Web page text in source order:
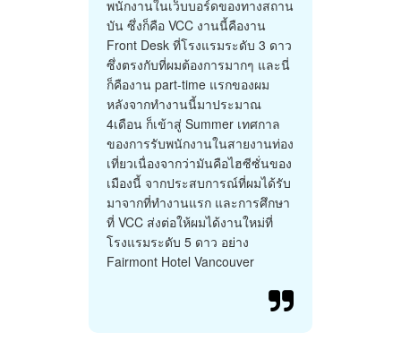
พนักงานในเว็บบอร์ดของทางสถาน
บัน ซึ่งก็คือ VCC งานนี้คืองาน
Front Desk ที่โรงแรมระดับ 3 ดาว
ซึ่งตรงกับที่ผมต้องการมากๆ และนี่
ก็คืองาน part-time แรกของผม
หลังจากทำงานนี้มาประมาณ
4เดือน ก็เข้าสู่ Summer เทศกาล
ของการรับพนักงานในสายงานท่อง
เที่ยวเนื่องจากว่ามันคือไฮซีซั่นของ
เมืองนี้ จากประสบการณ์ที่ผมได้รับ
มาจากที่ทำงานแรก และการศึกษา
ที่ VCC ส่งต่อให้ผมได้งานใหม่ที่
โรงแรมระดับ 5 ดาว อย่าง
Fairmont Hotel Vancouver
